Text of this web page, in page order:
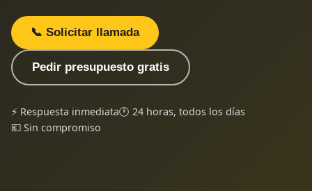
📞 Solicitar llamada
Pedir presupuesto gratis
⚡ Respuesta inmediata🕐 24 horas, todos los días
💶 Sin compromiso